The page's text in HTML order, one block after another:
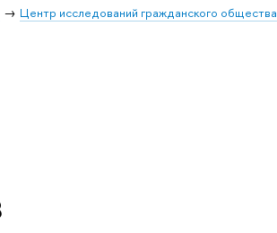
Центр исследований гражданского общества